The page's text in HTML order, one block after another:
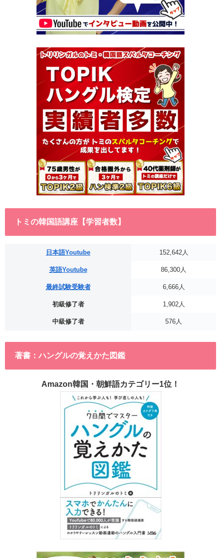
トミの韓国語講座【学習者数】
日本語Youtube 152,642人
英語Youtube 86,300人
最終試験受験者 6,666人
初級修了者 1,902人
中級修了者 576人
著書：ハングルの覚えかた図鑑
Amazon韓国・朝鮮語カテゴリー1位！